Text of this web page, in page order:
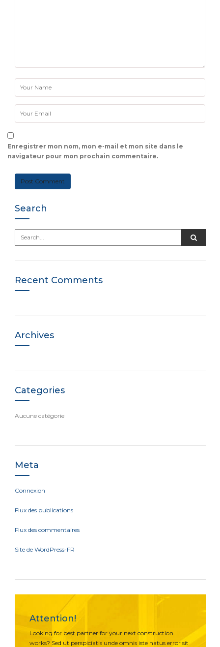
Enregistrer mon nom, mon e-mail et mon site dans le
navigateur pour mon prochain commentaire.
Search
Recent Comments
Archives
Categories
Aucune catégorie
Meta
Connexion
Flux des publications
Flux des commentaires
Site de WordPress-FR
Attention!
Looking for best partner for your next construction
works? Sed ut perspiciatis unde omnis iste natus error sit